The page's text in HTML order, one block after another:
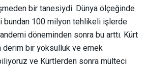
bir tanesiydi. Dünya ölçeğinde
bundan 100 milyon tehlikeli işlerde
döneminden sonra bu arttı. Kürt
derim bir yoksulluk ve emek
ve Kürtlerden sonra mülteci